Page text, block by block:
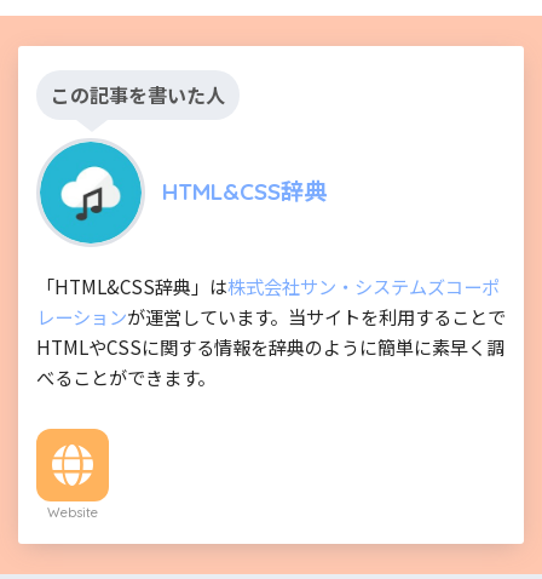
この記事を書いた人
HTML&CSS辞典
「HTML&CSS辞典」は株式会社サン・システムズコーポ
レーションが運営しています。当サイトを利用することで
HTMLやCSSに関する情報を辞典のように簡単に素早く調
べることができます。
Website